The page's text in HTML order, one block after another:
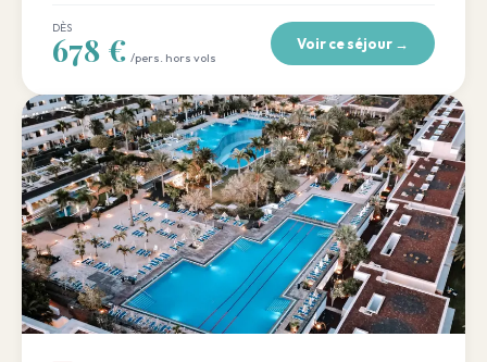
DÈS
678 € /pers. hors vols
Voir ce séjour →